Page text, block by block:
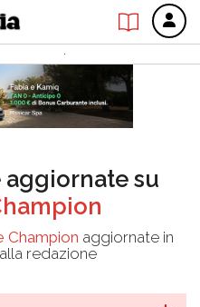
su
Champion aggiornate in
redazione